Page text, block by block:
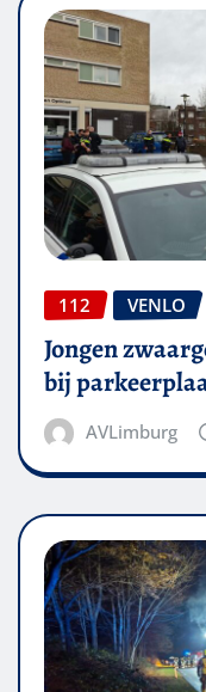
112 VENLO
Jongen
bij
AVLimburg